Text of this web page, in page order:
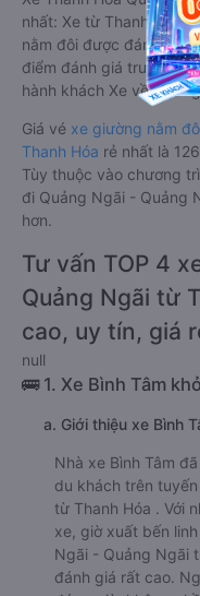
nhất: Xe từ Thanh Hóa
nằm đôi được đánh giá
điểm đánh giá trung
hành khách Xe về
Giá vé xe giường nằm
Thanh Hóa rẻ nhất là
Tùy thuộc vào chương
đi Quảng Ngãi - Quảng
hơn.
Tư vấn TOP 4
Quảng Ngãi từ
cao, uy tín, giá
null
🚌 1. Xe Bình Tâm
a. Giới thiệu xe Bình
Nhà xe Bình Tâm
du khách trên
từ Thanh Hóa . Với
xe, giờ xuất bến
Ngãi - Quảng Ngãi
đánh giá rất cao.